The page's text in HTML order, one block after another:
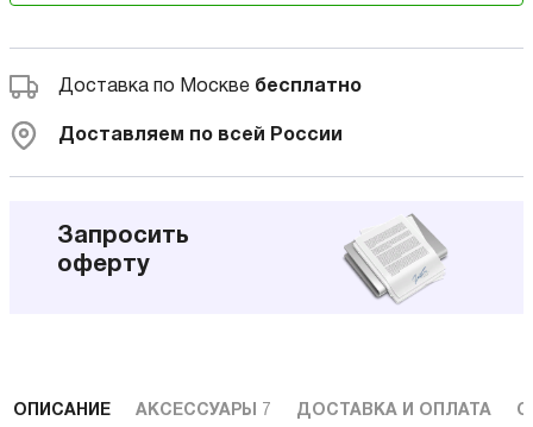
Доставка по Москве бесплатно
Доставляем по всей России
Запросить
оферту
ОПИСАНИЕ АКСЕССУАРЫ 7 ДОСТАВКА И ОПЛАТА